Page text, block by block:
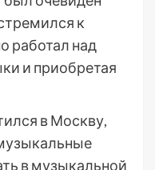
к
работал над
и приобретая
в Москву,
в музыкальной